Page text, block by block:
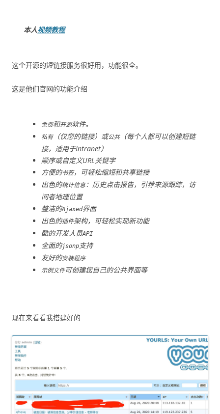
本人视频教程
这个开源的短链接服务很好用，功能很全。
这是他们官网的功能介绍
免费和开源软件。
私有（仅您的链接）或公共（每个人都可以创建短链
接，适用于Intranet）
顺序或自定义URL关键字
方便的书签，可轻松缩短和共享链接
出色的统计信息：历史点击报告，引荐来源跟踪，访
问者地理位置
整洁的Ajaxed界面
出色的插件架构，可轻松实现新功能
酷的开发人员API
全面的jsonp支持
友好的安装程序
示例文件可创建您自己的公共界面等
现在来看看我搭建好的